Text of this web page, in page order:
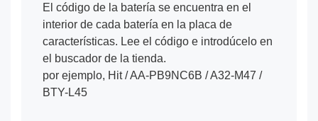
El código de la batería se encuentra en el
interior de cada batería en la placa de
características. Lee el código e introdúcelo en
el buscador de la tienda.
por ejemplo, Hit / AA-PB9NC6B / A32-M47 /
BTY-L45